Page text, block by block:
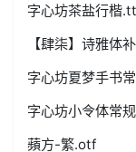
字心坊茶盐行楷
【肆柒】诗雅体
字心坊夏梦手书
字心坊小令体常
蘋方-繁.otf